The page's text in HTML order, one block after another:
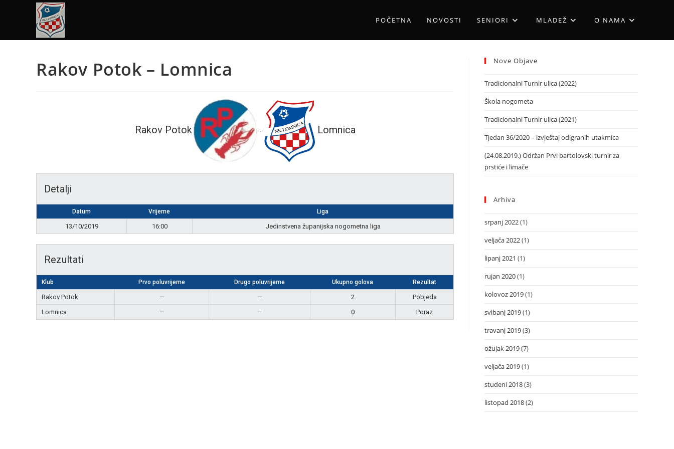
POČETNA NOVOSTI SENIORI MLADEŽ O NAMA
Rakov Potok – Lomnica
Rakov Potok - Lomnica
Detalji
Datum Vrijeme Liga
13/10/2019 16:00 Jedinstvena županijska nogometna liga
Rezultati
Klub Prvo poluvrijeme Drugo poluvrijeme Ukupno golova Rezultat
Rakov Potok — — 2
Pobjeda
Lomnica
— — 0 Poraz
Nove Objave
Tradicionalni Turnir ulica (2022)
Škola nogometa
Tradicionalni Turnir ulica (2021)
Tjedan 36/2020 – izvještaj odigranih utakmica
(24.08.2019.) Održan Prvi bartolovski turnir za
prstiće i limače
Arhiva
srpanj 2022(1)
veljača 2022(1)
lipanj 2021 (1)
rujan 2020(1)
kolovoz 2019(1)
svibanj 2019(1)
travanj 2019(3)
ožujak 2019(7)
veljača 2019(1)
studeni 2018(3)
listopad 2018(2)